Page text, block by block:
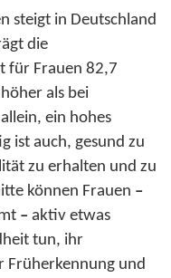
steigt in Deutschland
die
für Frauen 82,7
als bei
ein hohes
ist auch, gesund zu
zu erhalten und zu
können Frauen –
– aktiv etwas
tun, ihr
Früherkennung und